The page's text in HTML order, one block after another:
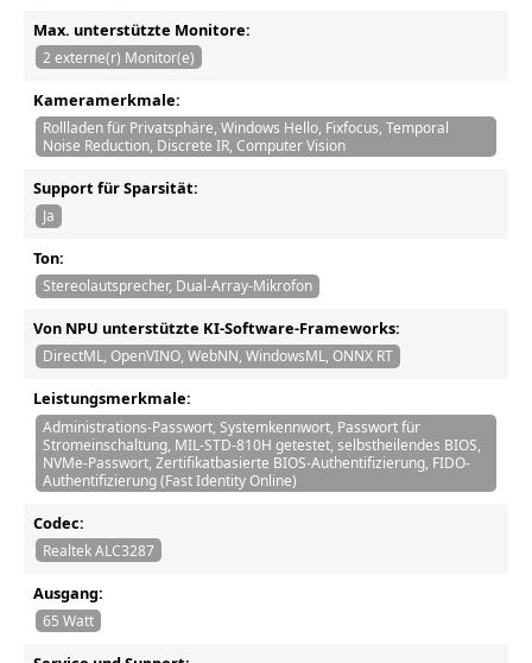
Max. unterstützte Monitore:
2 externe(r) Monitor(e)
Kameramerkmale:
Rollladen für Privatsphäre, Windows Hello, Fixfocus, Temporal
Noise Reduction, Discrete IR, Computer Vision
Support für Sparsität:
Ja
Ton:
Stereolautsprecher, Dual-Array-Mikrofon
Von NPU unterstützte KI-Software-Frameworks:
DirectML, OpenVINO, WebNN, WindowsML, ONNX RT
Leistungsmerkmale:
Administrations-Passwort, Systemkennwort, Passwort für
Stromeinschaltung, MIL-STD-810H getestet, selbstheilendes BIOS,
NVMe-Passwort, Zertifikatbasierte BIOS-Authentifizierung, FIDO-
Authentifizierung (Fast Identity Online)
Codec:
Realtek ALC3287
Ausgang:
65 Watt